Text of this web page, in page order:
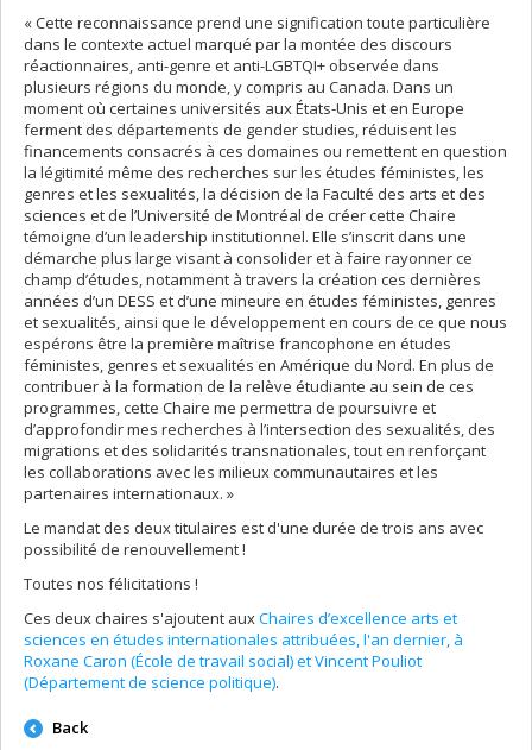
« Cette reconnaissance prend une signification toute particulière
dans le contexte actuel marqué par la montée des discours
réactionnaires, anti-genre et anti-LGBTQI+ observée dans
plusieurs régions du monde, y compris au Canada. Dans un
moment où certaines universités aux États-Unis et en Europe
ferment des départements de gender studies, réduisent les
financements consacrés à ces domaines ou remettent en question
la légitimité même des recherches sur les études féministes, les
genres et les sexualités, la décision de la Faculté des arts et des
sciences et de l’Université de Montréal de créer cette Chaire
témoigne d’un leadership institutionnel. Elle s’inscrit dans une
démarche plus large visant à consolider et à faire rayonner ce
champ d’études, notamment à travers la création ces dernières
années d’un DESS et d’une mineure en études féministes, genres
et sexualités, ainsi que le développement en cours de ce que nous
espérons être la première maîtrise francophone en études
féministes, genres et sexualités en Amérique du Nord. En plus de
contribuer à la formation de la relève étudiante au sein de ces
programmes, cette Chaire me permettra de poursuivre et
d’approfondir mes recherches à l’intersection des sexualités, des
migrations et des solidarités transnationales, tout en renforçant
les collaborations avec les milieux communautaires et les
partenaires internationaux. »
Le mandat des deux titulaires est d'une durée de trois ans avec
possibilité de renouvellement !
Toutes nos félicitations !
Ces deux chaires s'ajoutent auxChaires d’excellence arts et
sciences en études internationales attribuées, l'an dernier, à
Roxane Caron (École de travail social) et Vincent Pouliot
(Département de science politique).
Back